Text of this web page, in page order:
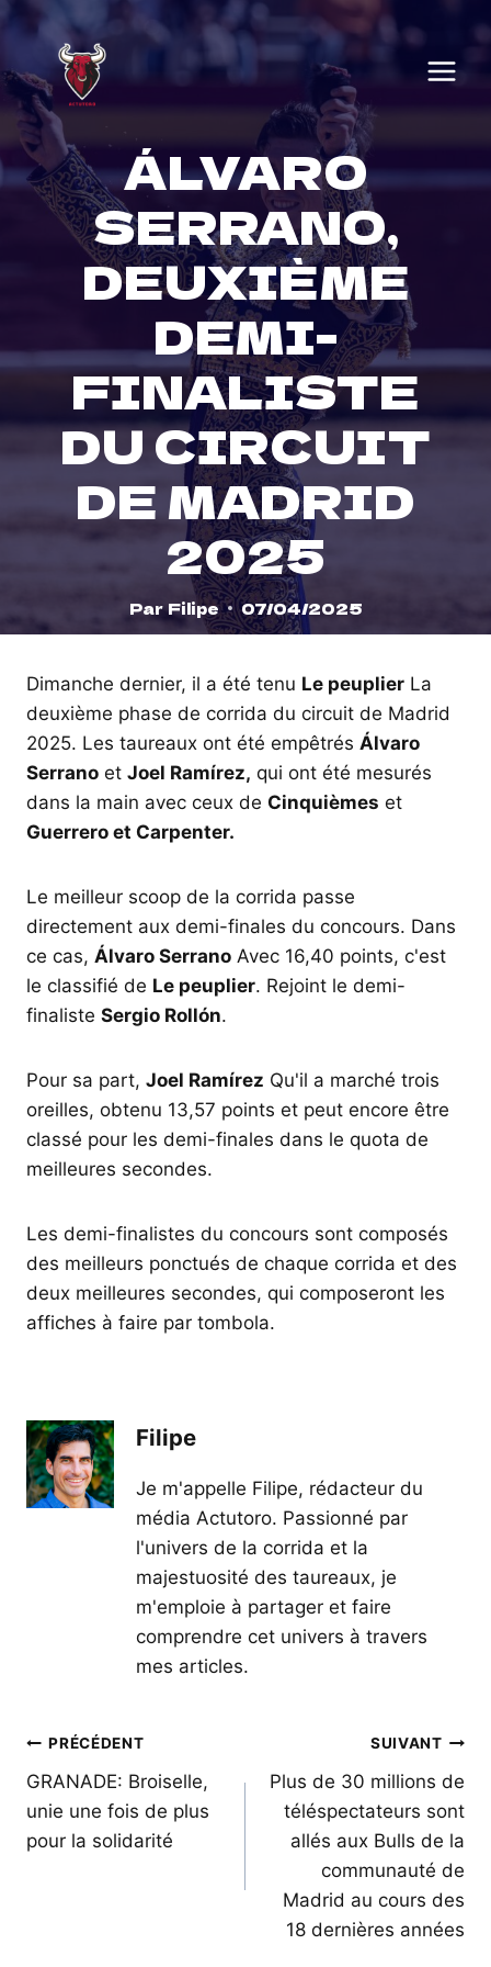
content
ÁLVARO
SERRANO,
DEUXIÈME
DEMI-
FINALISTE
DU CIRCUIT
DE MADRID
2025
ParFilipe 07/04/2025
Dimanche dernier, il a été tenu Le peuplier La
deuxième phase de corrida du circuit de Madrid
2025. Les taureaux ont été empêtrés Álvaro
Serrano et Joel Ramírez, qui ont été mesurés
dans la main avec ceux de Cinquièmes et
Guerrero et Carpenter.
Le meilleur scoop de la corrida passe
directement aux demi-finales du concours. Dans
ce cas, Álvaro Serrano Avec 16,40 points, c'est
le classifié de Le peuplier. Rejoint le demi-
finaliste Sergio Rollón.
Pour sa part, Joel Ramírez Qu'il a marché trois
oreilles, obtenu 13,57 points et peut encore être
classé pour les demi-finales dans le quota de
meilleures secondes.
Les demi-finalistes du concours sont composés
des meilleurs ponctués de chaque corrida et des
deux meilleures secondes, qui composeront les
affiches à faire par tombola.
Filipe
Je m'appelle Filipe, rédacteur du
média Actutoro. Passionné par
l'univers de la corrida et la
majestuosité des taureaux, je
m'emploie à partager et faire
comprendre cet univers à travers
mes articles.
Navigation
de
l’article
PRÉCÉDENT
GRANADE: Broiselle,
unie une fois de plus
pour la solidarité
SUIVANT
Plus de 30 millions de
téléspectateurs sont
allés aux Bulls de la
communauté de
Madrid au cours des
18 dernières années